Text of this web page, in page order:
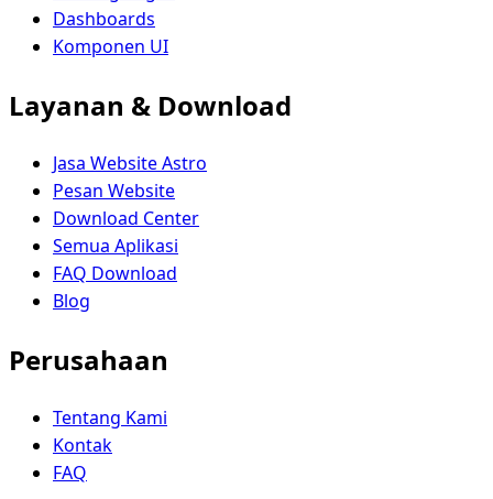
Dashboards
Komponen UI
Layanan & Download
Jasa Website Astro
Pesan Website
Download Center
Semua Aplikasi
FAQ Download
Blog
Perusahaan
Tentang Kami
Kontak
FAQ